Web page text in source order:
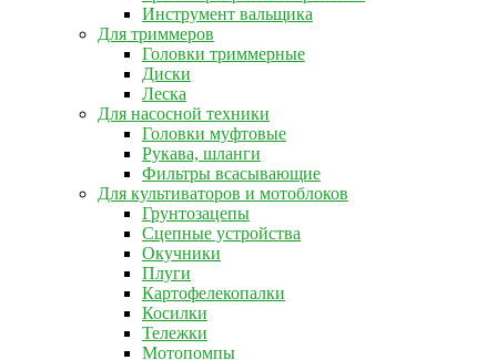
Инструмент вальщика
Для триммеров
Головки триммерные
Диски
Леска
Для насосной техники
Головки муфтовые
Рукава, шланги
Фильтры всасывающие
Для культиваторов и мотоблоков
Грунтозацепы
Сцепные устройства
Окучники
Плуги
Картофелекопалки
Косилки
Тележки
Мотопомпы